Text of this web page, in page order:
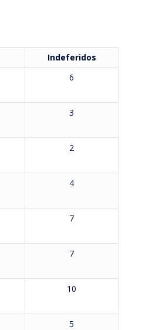
Indeferidos
6
3
2
4
7
7
10
5